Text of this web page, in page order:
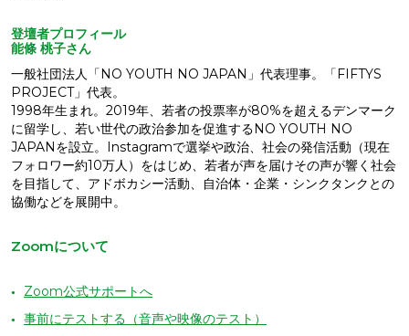
登壇者プロフィール
能條 桃子さん
一般社団法人「NO YOUTH NO JAPAN」代表理事。「FIFTYS
PROJECT」代表。
1998年生まれ。2019年、若者の投票率が80%を超えるデンマーク
に留学し、若い世代の政治参加を促進するNO YOUTH NO
JAPANを設立。Instagramで選挙や政治、社会の発信活動（現在
フォロワー約10万人）をはじめ、若者が声を届けその声が響く社会
を目指して、アドボカシー活動、自治体・企業・シンクタンクとの
協働などを展開中。
Zoomについて
Zoom公式サポートへ
事前にテストする（音声や映像のテスト）